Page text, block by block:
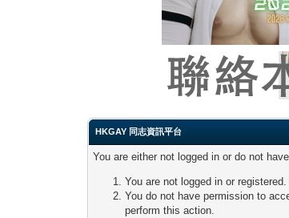
HKGAY 同志資訊平台
You are either not logged in or do not
You are not logged in or
You do not have permission to
perform this action.